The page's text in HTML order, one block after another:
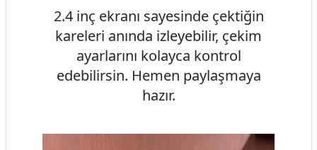
2.4 inç ekranı sayesinde çektiğin
kareleri anında izleyebilir, çekim
ayarlarını kolayca kontrol
edebilirsin. Hemen paylaşmaya
hazır.